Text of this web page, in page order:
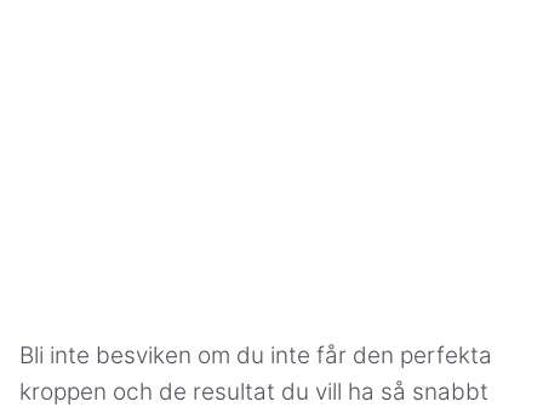
Bli inte besviken om du inte får den perfekta
kroppen och de resultat du vill ha så snabbt